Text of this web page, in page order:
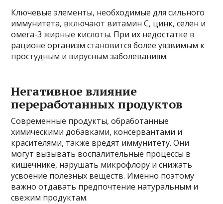
Ключевые элементы, необходимые для сильного
иммунитета, включают витамин С, цинк, селен и
омега-3 жирные кислоты. При их недостатке в
рационе организм становится более уязвимым к
простудным и вирусным заболеваниям.
Негативное влияние
переработанных продуктов
Современные продукты, обработанные
химическими добавками, консервантами и
красителями, также вредят иммунитету. Они
могут вызывать воспалительные процессы в
кишечнике, нарушать микрофлору и снижать
усвоение полезных веществ. Именно поэтому
важно отдавать предпочтение натуральным и
свежим продуктам.